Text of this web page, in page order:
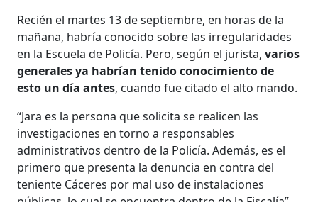
Recién el martes 13 de septiembre, en horas de la
mañana, habría conocido sobre las irregularidades
en la Escuela de Policía. Pero, según el jurista,varios
generales ya habrían tenido conocimiento de
esto un día antes, cuando fue citado el alto mando.
“Jara es la persona que solicita se realicen las
investigaciones en torno a responsables
administrativos dentro de la Policía. Además, es el
primero que presenta la denuncia en contra del
teniente Cáceres por mal uso de instalaciones